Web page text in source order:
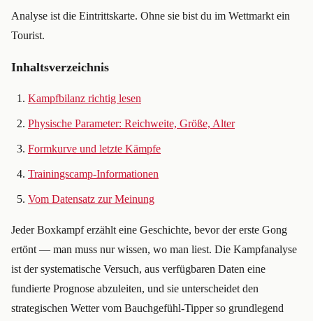
Analyse ist die Eintrittskarte. Ohne sie bist du im Wettmarkt ein
Tourist.
Inhaltsverzeichnis
Kampfbilanz richtig lesen
Physische Parameter: Reichweite, Größe, Alter
Formkurve und letzte Kämpfe
Trainingscamp-Informationen
Vom Datensatz zur Meinung
Jeder Boxkampf erzählt eine Geschichte, bevor der erste Gong
ertönt — man muss nur wissen, wo man liest. Die Kampfanalyse
ist der systematische Versuch, aus verfügbaren Daten eine
fundierte Prognose abzuleiten, und sie unterscheidet den
strategischen Wetter vom Bauchgefühl-Tipper so grundlegend